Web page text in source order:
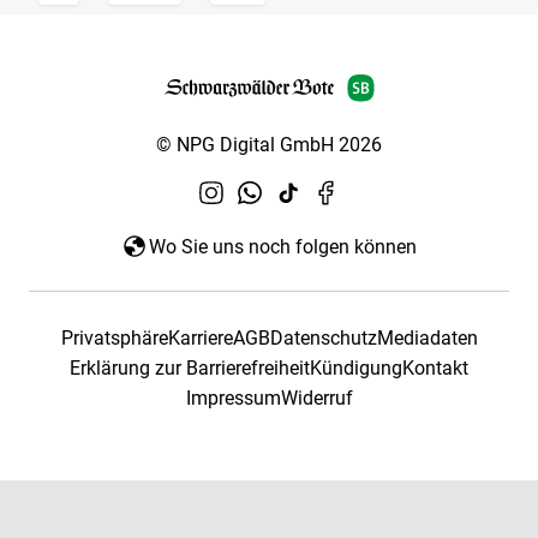
© NPG Digital GmbH 2026
Wo Sie uns noch folgen können
PrivatsphäreKarriereAGBDatenschutzMediadaten
Erklärung zur BarrierefreiheitKündigungKontakt
ImpressumWiderruf